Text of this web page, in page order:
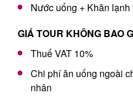
Nước uống + Khăn
GIÁ TOUR KHÔNG BAO
Thuế VAT 10%
Chi phí ăn uống ngoài
nhân